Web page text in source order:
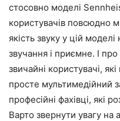
стосовно моделі
користувачів повсюдно
якість звуку у цій
звучання і приємне. І
звичайні користувачі,
просте мультимедійний
професійні фахівці, які
Варто звернути увагу на